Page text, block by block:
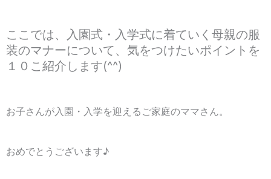
ここでは、入園式・入学式に着ていく母親の服
装のマナーについて、気をつけたいポイントを
１０こ紹介します(^^)
お子さんが入園・入学を迎えるご家庭のママさん。
おめでとうございます♪